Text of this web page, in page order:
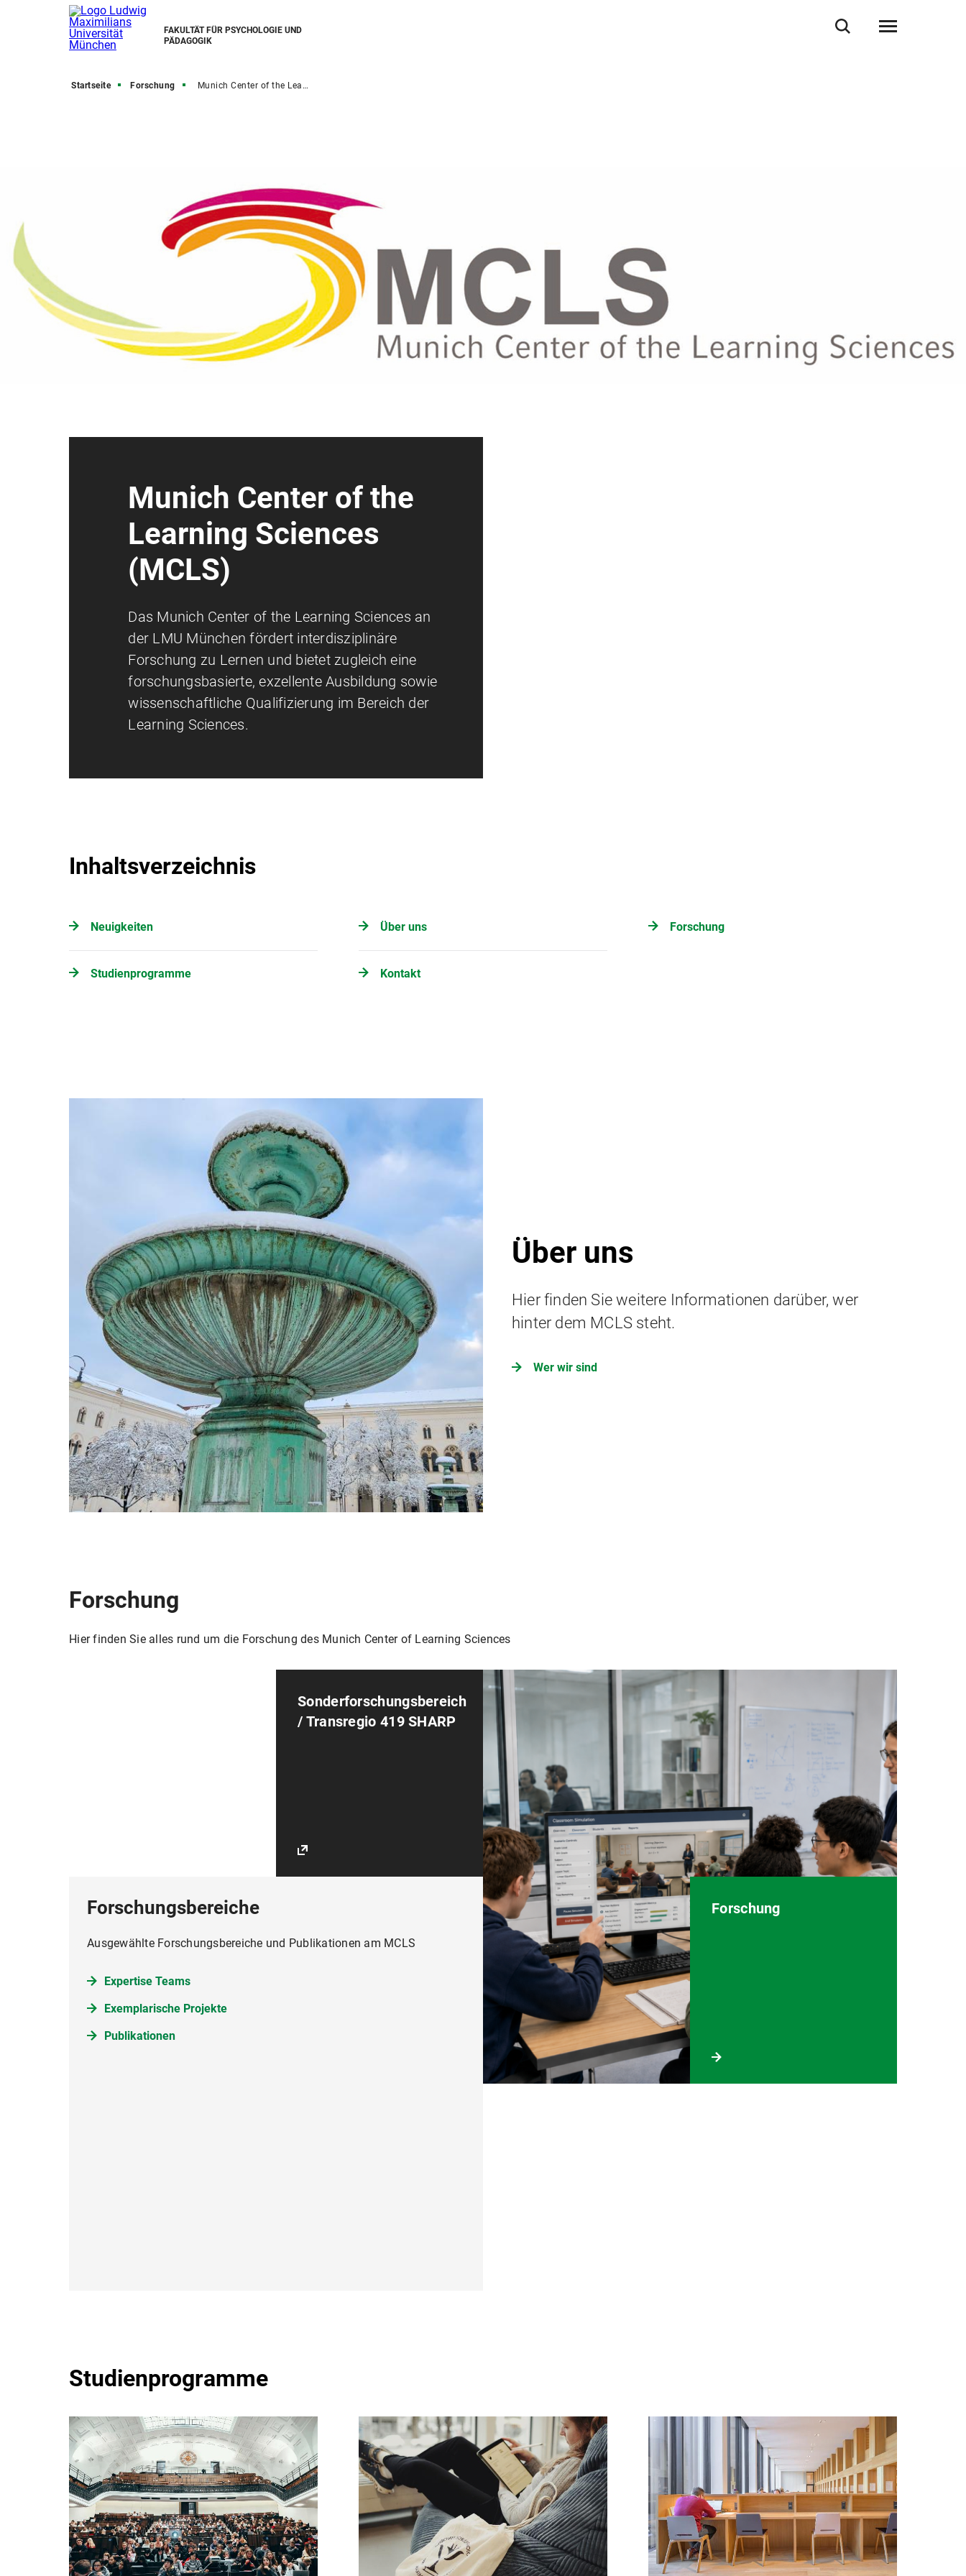
FAKULTÄT FÜR PSYCHOLOGIE UND
PÄDAGOGIK
Startseite Forschung Munich Center of the Learning Sciences (MCLS)
Munich Center of the
Learning Sciences
(MCLS)
Das Munich Center of the Learning Sciences an
der LMU München fördert interdisziplinäre
Forschung zu Lernen und bietet zugleich eine
forschungsbasierte, exzellente Ausbildung sowie
wissenschaftliche Qualifizierung im Bereich der
Learning Sciences.
Inhaltsverzeichnis
Neuigkeiten Über uns Forschung
Studienprogramme Kontakt
Über uns
Hier finden Sie weitere Informationen darüber, wer
hinter dem MCLS steht.
Wer wir sind
Forschung
Hier finden Sie alles rund um die Forschung des Munich Center of Learning Sciences
Forschungsbereiche
Ausgewählte Forschungsbereiche und Publikationen am MCLS
Expertise Teams
Exemplarische Projekte
Publikationen
Forschung
Sonderforschungsbereich
/ Transregio 419 SHARP
Studienprogramme